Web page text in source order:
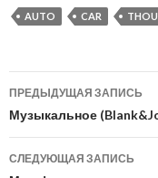
AUTO CAR
Навигация
по
записям
ПРЕДЫДУЩАЯ ЗАПИСЬ
Музыкальное
СЛЕДУЮЩАЯ ЗАПИСЬ